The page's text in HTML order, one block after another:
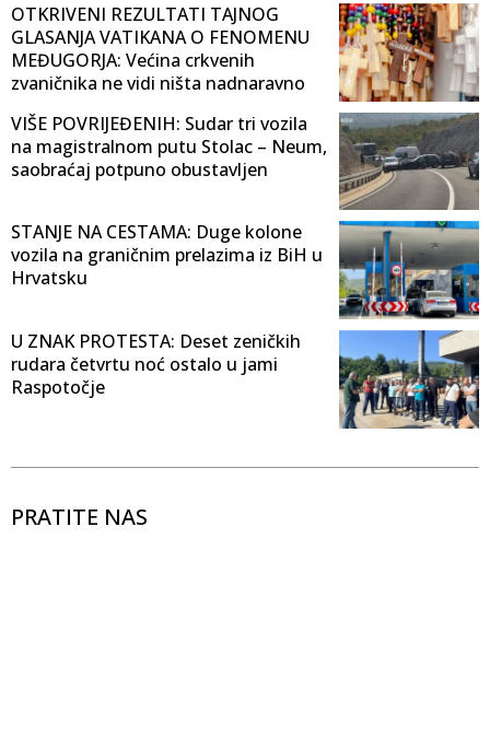
OTKRIVENI REZULTATI TAJNOG
GLASANJA VATIKANA O FENOMENU
MEĐUGORJA: Većina crkvenih
zvaničnika ne vidi ništa nadnaravno
VIŠE POVRIJEĐENIH: Sudar tri vozila
na magistralnom putu Stolac – Neum,
saobraćaj potpuno obustavljen
STANJE NA CESTAMA: Duge kolone
vozila na graničnim prelazima iz BiH u
Hrvatsku
U ZNAK PROTESTA: Deset zeničkih
rudara četvrtu noć ostalo u jami
Raspotočje
PRATITE NAS